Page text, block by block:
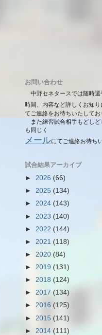
お問い合わせ
中野セネタースでは随時選
時間、内容など詳しくお知
てご連絡をお待ちいたしてお
また練習試合相手もどしど
も同じく
メールにてご連絡お待ち
試合結果アーカイブ
► 2026 (66)
► 2025 (134)
► 2024 (143)
► 2023 (140)
► 2022 (144)
► 2021 (118)
► 2020 (84)
► 2019 (131)
► 2018 (124)
► 2017 (134)
► 2016 (125)
► 2015 (141)
► 2014 (111)